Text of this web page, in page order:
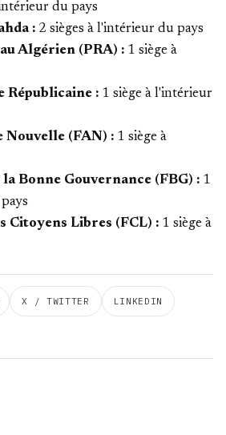
du pays
: 2 sièges à l'intérieur du pays
Algérien (PRA) : 1 siège à
Républicaine : 1 siège à l'intérieur
(FAN) : 1 siège à
Bonne Gouvernance (FBG) : 1
Citoyens Libres (FCL) : 1 siège à
X / TWITTER LINKEDIN